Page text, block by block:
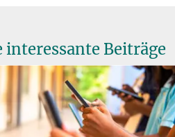
interessante Beiträge